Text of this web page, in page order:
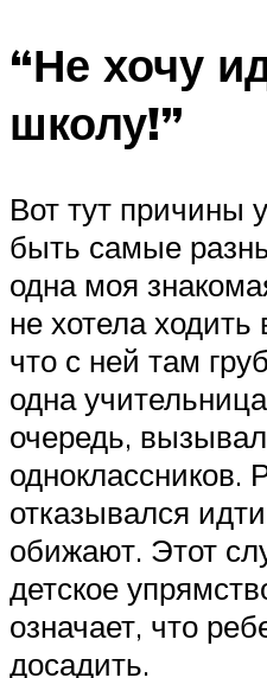
“Не хочу
школу!”
Вот тут причины
быть самые
одна моя
не хотела
что с ней там
одна
очередь,
одноклассников.
отказывался
обижают. Этот
детское
означает, что
досадить.